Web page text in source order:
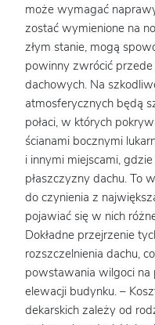
może wymagać
zostać wymienione na
złym stanie, mogą
powinny zwrócić
dachowych. Na
atmosferycznych będą
połaci, w których
ścianami bocznymi
i innymi miejscami,
płaszczyzny dachu. To
do czynienia z
pojawiać się w nich
Dokładne przejrzenie
rozszczelnienia dachu,
powstawania wilgoci na
elewacji budynku. –
dekarskich zależy od